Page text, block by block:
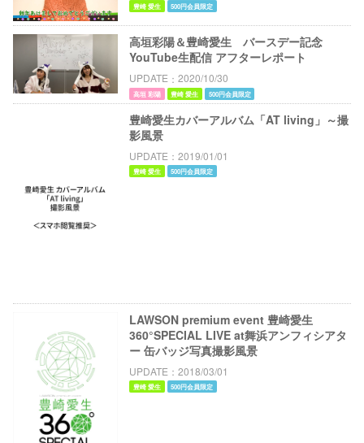
豊崎 愛生 500円会員限定
高垣彩陽＆豊崎愛生 バースデー記念
YouTube生配信 アフターレポート
UPDATE 2020/10/30
高垣 彩陽 豊崎 愛生 500円会員限定
豊崎愛生カバーアルバム「AT living」～撮
影風景
UPDATE 2019/01/01
豊崎 愛生 500円会員限定
LAWSON premium event 豊崎愛生
360°SPECIAL LIVE at舞浜アンフィシアタ
ー 缶バッジ写真撮影風景
UPDATE 2018/03/01
豊崎 愛生 500円会員限定